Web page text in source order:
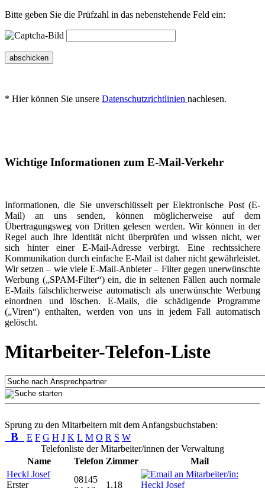
Bitte geben Sie die Prüfzahl in das nebenstehende Feld ein:
abschicken
* Hier können Sie unsere Datenschutzrichtlinien nachlesen.
Wichtige Informationen zum E-Mail-Verkehr
Informationen, die Sie unverschlüsselt per Elektronische Post (E-
Mail) an uns senden, können möglicherweise auf dem
Übertragungsweg von Dritten gelesen werden. Wir können in der
Regel auch Ihre Identität nicht überprüfen und wissen nicht, wer
sich hinter einer E-Mail-Adresse verbirgt. Eine rechtssichere
Kommunikation durch einfache E-Mail ist daher nicht gewährleistet.
Wir setzen – wie viele E-Mail-Anbieter – Filter gegen unerwünschte
Werbung („SPAM-Filter“) ein, die in seltenen Fällen auch normale
E-Mails fälschlicherweise automatisch als unerwünschte Werbung
einordnen und löschen. E-Mails, die schädigende Programme
(„Viren“) enthalten, werden von uns in jedem Fall automatisch
gelöscht.
Mitarbeiter-Telefon-Liste
Sprung zu den Mitarbeitern mit dem Anfangsbuchstaben:
B E F G H J K L M O R S W
Telefonliste der Mitarbeiter/innen der Verwaltung
Name
Telefon Zimmer
Mail
Heckl Josef
Erster
08145
1.18